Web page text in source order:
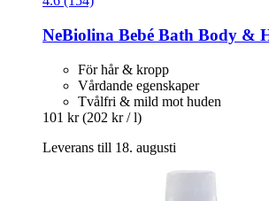
NeBiolina Bebé Bath Body &
För hår & kropp
Vårdande egenskaper
Tvålfri & mild mot huden
101 kr (202 kr / l)
Leverans till 18. augusti